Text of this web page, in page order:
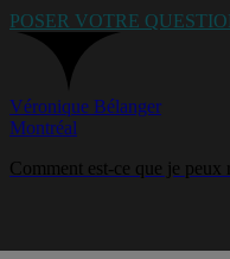
POSER VOTRE
Véronique Bélanger
Montréal
Comment est-ce que je